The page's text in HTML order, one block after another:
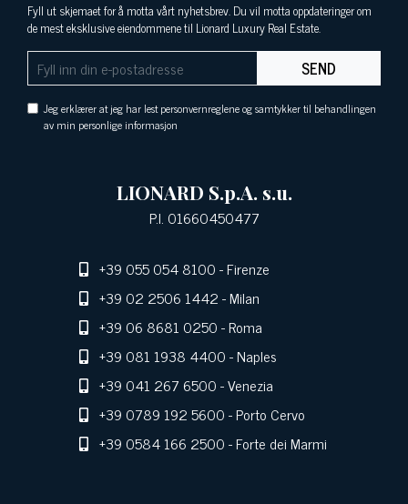
Fyll ut skjemaet for å motta vårt nyhetsbrev. Du vil motta oppdateringer om
de mest eksklusive eiendommene til Lionard Luxury Real Estate.
SEND
Jeg erklærer at jeg har lest personvernreglene og samtykker til behandlingen
av min personlige informasjon
LIONARD S.p.A. s.u.
P.I. 01660450477
+39 055 054 8100- Firenze
+39 02 2506 1442- Milan
+39 06 8681 0250- Roma
+39 081 1938 4400- Naples
+39 041 267 6500- Venezia
+39 0789 192 5600- Porto Cervo
+39 0584 166 2500- Forte dei Marmi